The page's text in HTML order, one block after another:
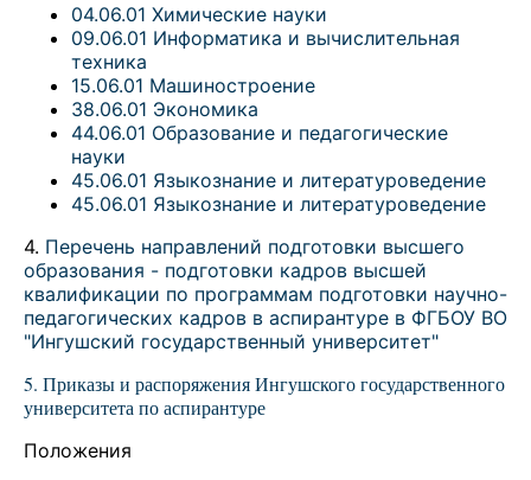
04.06.01 Химические науки
09.06.01 Информатика и вычислительная
техника
15.06.01 Машиностроение
38.06.01 Экономика
44.06.01 Образование и педагогические
науки
45.06.01 Языкознание и литературоведение
45.06.01 Языкознание и литературоведение
4. Перечень направлений подготовки высшего
образования - подготовки кадров высшей
квалификации по программам подготовки научно-
педагогических кадров в аспирантуре в ФГБОУ ВО
"Ингушский государственный университет"
5. Приказы и распоряжения Ингушского государственного
университета по аспирантуре
Положения